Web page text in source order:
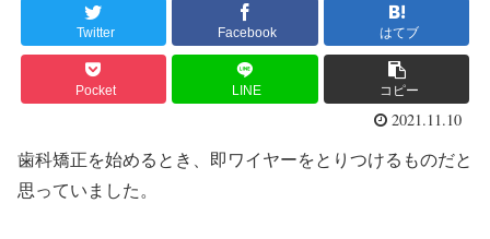
Twitter Facebook はてブ
Pocket LINE コピー
2021.11.10
歯科矯正を始めるとき、即ワイヤーをとりつけるものだと
思っていました。